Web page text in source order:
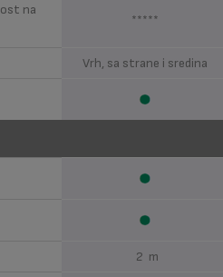
na
*****
Vrh, sa strane i sredina
2 m